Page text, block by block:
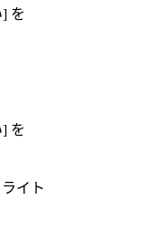
を
を
イト